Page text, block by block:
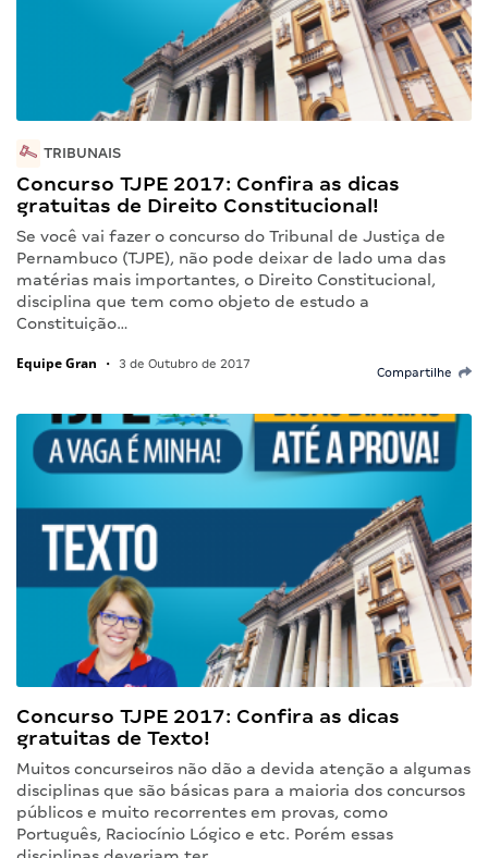
TRIBUNAIS
Concurso TJPE 2017: Confira as dicas
gratuitas de Direito Constitucional!
Se você vai fazer o concurso do Tribunal de Justiça de
Pernambuco (TJPE), não pode deixar de lado uma das
matérias mais importantes, o Direito Constitucional,
disciplina que tem como objeto de estudo a
Constituição…
Equipe Gran • 3 de Outubro de 2017
Compartilhe
Concurso TJPE 2017: Confira as dicas
gratuitas de Texto!
Muitos concurseiros não dão a devida atenção a algumas
disciplinas que são básicas para a maioria dos concursos
públicos e muito recorrentes em provas, como
Português, Raciocínio Lógico e etc. Porém essas